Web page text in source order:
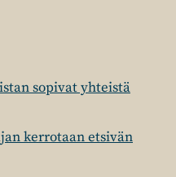
sopivat yhteistä
kerrotaan etsivän